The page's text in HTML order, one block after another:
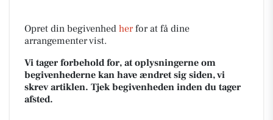
Opret din begivenhed herfor at få dine
arrangementer vist.
Vi tager forbehold for, at oplysningerne om
begivenhederne kan have ændret sig siden, vi
skrev artiklen. Tjek begivenheden inden du tager
afsted.